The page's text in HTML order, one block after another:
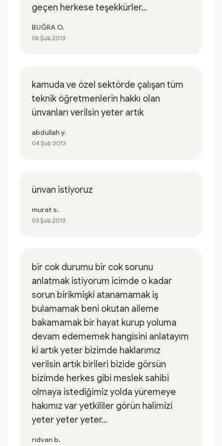
geçen herkese teşekkürler...
BUĞRA O.
05 Şub 2013
kamuda ve özel sektörde çalışan tüm
teknik öğretmenlerin hakkı olan
ünvanları verilsin yeter artık
abdullah y.
04 Şub 2013
ünvan istiyoruz
murat s.
03 Şub 2013
bir cok durumu bir cok sorunu
anlatmak istiyorum icimde o kadar
sorun birikmişki atanamamak iş
bulamamak beni okutan aileme
bakamamak bir hayat kurup yoluma
devam edememek hangisini anlatayım
ki artık yeter bizimde haklarımız
verilsin artık birileri bizide görsün
bizimde herkes gibi meslek sahibi
olmaya istediğimiz yolda yüremeye
hakımız var yetkililer görün halimizi
yeter yeter yeter...
rıdvan b.